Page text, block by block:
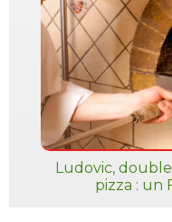
Ludovic,
pizza : un